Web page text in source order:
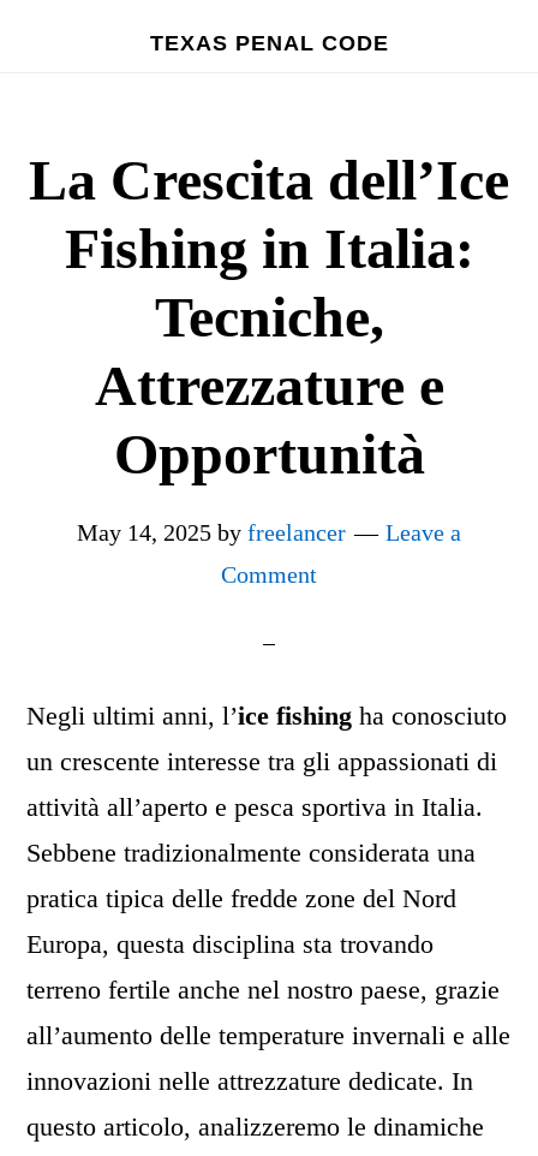
content
TEXAS PENAL CODE
La Crescita dell’Ice
Fishing in Italia:
Tecniche,
Attrezzature e
Opportunità
May 14, 2025 by freelancer
Leave a
Comment
Negli ultimi anni, l’ice fishing ha conosciuto
un crescente interesse tra gli appassionati di
attività all’aperto e pesca sportiva in Italia.
Sebbene tradizionalmente considerata una
pratica tipica delle fredde zone del Nord
Europa, questa disciplina sta trovando
terreno fertile anche nel nostro paese, grazie
all’aumento delle temperature invernali e alle
innovazioni nelle attrezzature dedicate. In
questo articolo, analizzeremo le dinamiche